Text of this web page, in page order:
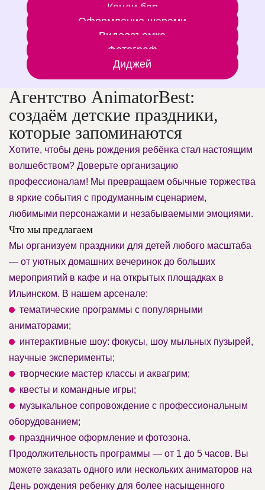
Кенди бар
Оформление шарами
Видеосъемка
Фотограф
Диджей
Агентство AnimatorBest:
создаём детские праздники,
которые запоминаются
Хотите, чтобы день рождения ребёнка стал настоящим
волшебством? Доверьте организацию
профессионалам! Мы превращаем обычные торжества
в яркие события с продуманным сценарием,
любимыми персонажами и незабываемыми эмоциями.
Что мы предлагаем
Мы организуем праздники для детей любого масштаба
— от уютных домашних вечеринок до больших
мероприятий в кафе и на открытых площадках в
Ильинском. В нашем арсенале:
тематические программы с популярными
аниматорами;
интерактивные шоу: фокусы, шоу мыльных пузырей,
научные эксперименты;
творческие мастер классы и аквагрим;
квесты и командные игры;
музыкальное сопровождение с профессиональным
оборудованием;
праздничное оформление и фотозона.
Продолжительность программы — от 1 до 5 часов. Вы
можете заказать одного или нескольких аниматоров на
День рождения ребенку для более насыщенного